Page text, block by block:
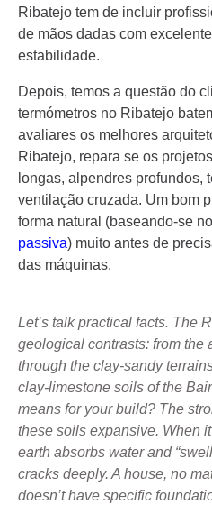
Ribatejo tem de incluir
de mãos dadas com
estabilidade.
Depois, temos a questão do
termómetros no Ribatejo
avaliares os melhores
Ribatejo, repara se os
longas, alpendres profundos,
ventilação cruzada. Um bom
forma natural (baseando-se
passiva) muito antes de
das máquinas.
Let’s talk practical facts. The
geological contrasts: from the
through the clay-sandy
clay-limestone soils of the
means for your build? The
these soils expansive. When
earth absorbs water and
cracks deeply. A house, no
doesn’t have specific